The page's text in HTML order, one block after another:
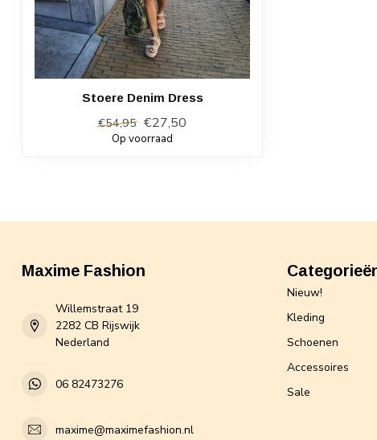
Stoere Denim Dress
€54,95 €27,50
Op voorraad
Maxime Fashion
Willemstraat 19
2282 CB Rijswijk
Nederland
06 82473276
maxime@maximefashion.nl
Nieuw!
Kleding
Schoenen
Accessoires
Sale